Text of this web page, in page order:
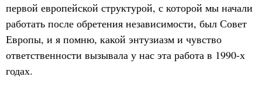
первой европейской структурой, с которой мы начали
работать после обретения независимости, был Совет
Европы, и я помню, какой энтузиазм и чувство
ответственности вызывала у нас эта работа в 1990-х
годах.